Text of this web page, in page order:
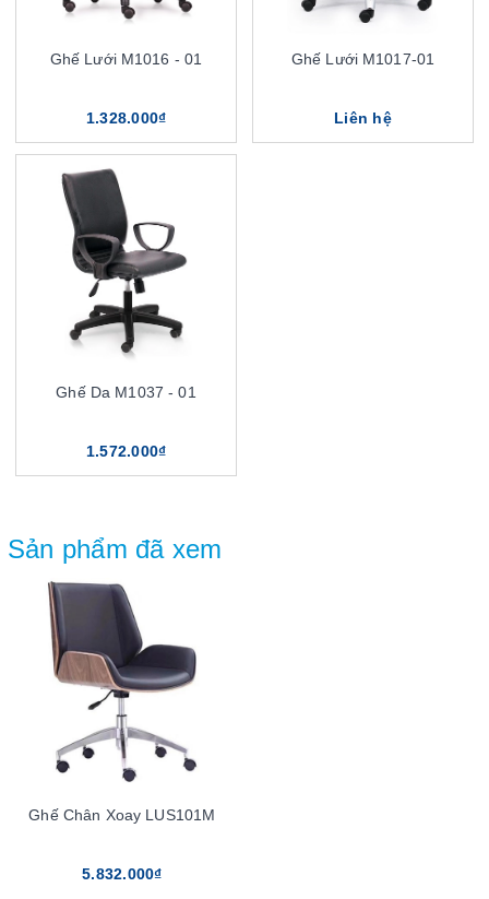
Ghế Lưới M1016 - 01
1.328.000₫
Ghế Lưới M1017-01
Liên hệ
Ghế Da M1037 - 01
1.572.000₫
Sản phẩm đã xem
Ghế Chân Xoay LUS101M
5.832.000₫